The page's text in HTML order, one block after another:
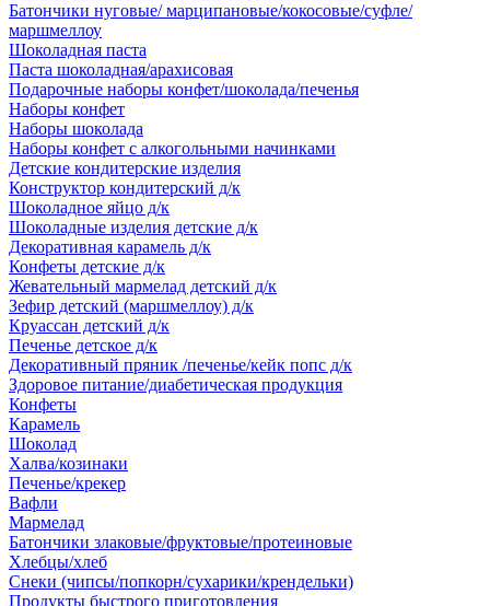
Батончики нуговые/ марципановые/кокосовые/суфле/
маршмеллоу
Шоколадная паста
Паста шоколадная/арахисовая
Подарочные наборы конфет/шоколада/печенья
Наборы конфет
Наборы шоколада
Наборы конфет с алкогольными начинками
Детские кондитерские изделия
Конструктор кондитерский д/к
Шоколадное яйцо д/к
Шоколадные изделия детские д/к
Декоративная карамель д/к
Конфеты детские д/к
Жевательный мармелад детский д/к
Зефир детский (маршмеллоу) д/к
Круассан детский д/к
Печенье детское д/к
Декоративный пряник /печенье/кейк попс д/к
Здоровое питание/диабетическая продукция
Конфеты
Карамель
Шоколад
Халва/козинаки
Печенье/крекер
Вафли
Мармелад
Батончики злаковые/фруктовые/протеиновые
Хлебцы/хлеб
Снеки (чипсы/попкорн/сухарики/крендельки)
Продукты быстрого приготовления